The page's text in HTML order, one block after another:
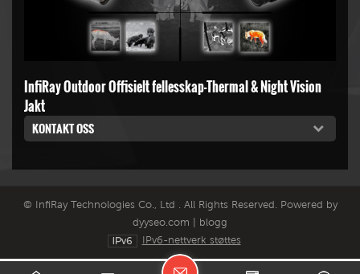
InfiRay Outdoor Offisielt fellesskap-Thermal & Night Vision
Jakt
KONTAKT OSS
© InfiRay Technologies Co., Ltd . All Rights Reserved. Powered by
dyyseo.com
blogg
IPv6-nettverk støttes